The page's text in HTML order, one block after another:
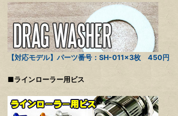
【対応モデル】パーツ番号：SH-011×3枚 450円
■ラインローラー用ビス